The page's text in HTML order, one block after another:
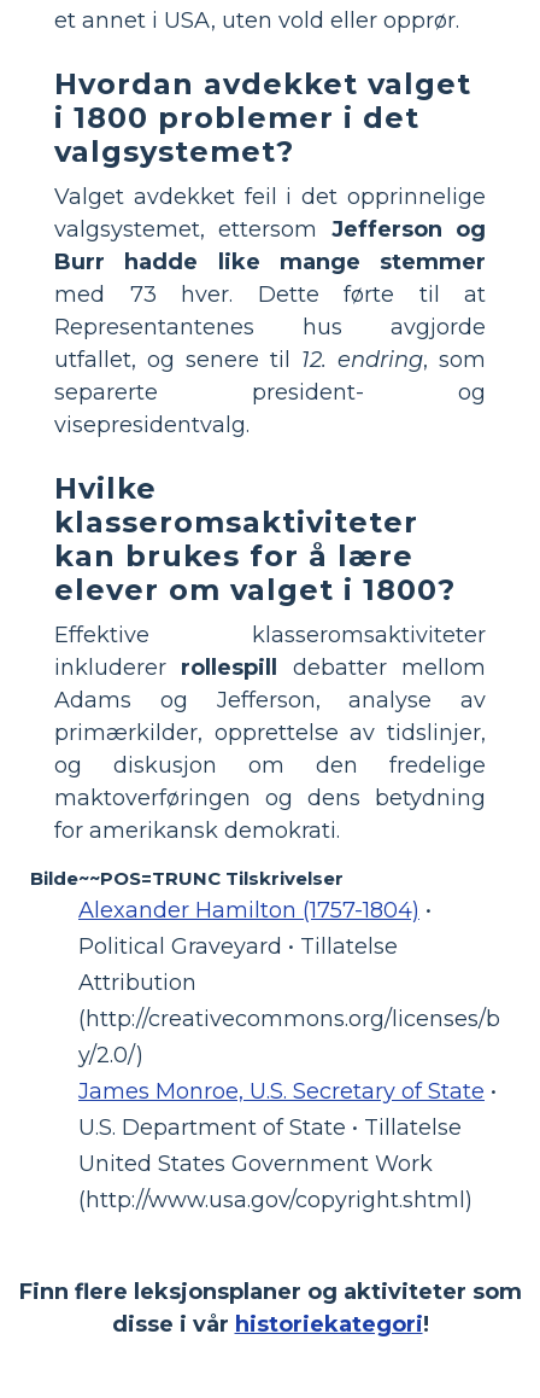
et annet i USA, uten vold eller opprør.
Hvordan avdekket valget
i 1800 problemer i det
valgsystemet?
Valget avdekket feil i det opprinnelige
valgsystemet, ettersom Jefferson og
Burr hadde like mange stemmer
med 73 hver. Dette førte til at
Representantenes hus avgjorde
utfallet, og senere til 12. endring, som
separerte president- og
visepresidentvalg.
Hvilke
klasseromsaktiviteter
kan brukes for å lære
elever om valget i 1800?
Effektive klasseromsaktiviteter
inkluderer rollespill
debatter mellom
Adams og Jefferson, analyse av
primærkilder, opprettelse av tidslinjer,
og diskusjon om den fredelige
maktoverføringen og dens betydning
for amerikansk demokrati.
Bilde~~POS=TRUNC Tilskrivelser
Alexander Hamilton (1757-1804) •
Political Graveyard • Tillatelse
Attribution
(http://creativecommons.org/licenses/b
y/2.0/)
James Monroe, U.S. Secretary of State •
U.S. Department of State • Tillatelse
United States Government Work
(http://www.usa.gov/copyright.shtml)
Finn flere leksjonsplaner og aktiviteter som
disse i vår historiekategori!